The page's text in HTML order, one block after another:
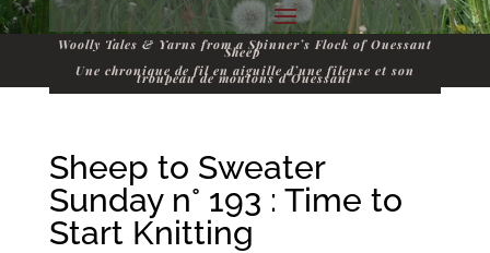
Woolly Tales & Yarns from a Spinner’s Flock of Ouessant
Sheep
Une chronique de fil en aiguille d’une fileuse et son
troupeau de moutons d’Ouessant
Sheep to Sweater
Sunday n° 193 : Time to
Start Knitting